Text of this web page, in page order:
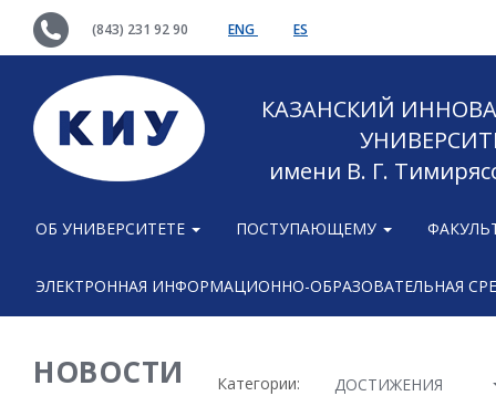
(843) 231 92 90 ENG ES
КАЗАНСКИЙ
имени В. Г.
ОБ УНИВЕРСИТЕТЕ ПОСТУПАЮЩЕМУ
ЭЛЕКТРОННАЯ ИНФОРМАЦИОННО-ОБРАЗОВАТЕЛЬНАЯ
НОВОСТИ Категории: ДОСТИЖЕНИЯ